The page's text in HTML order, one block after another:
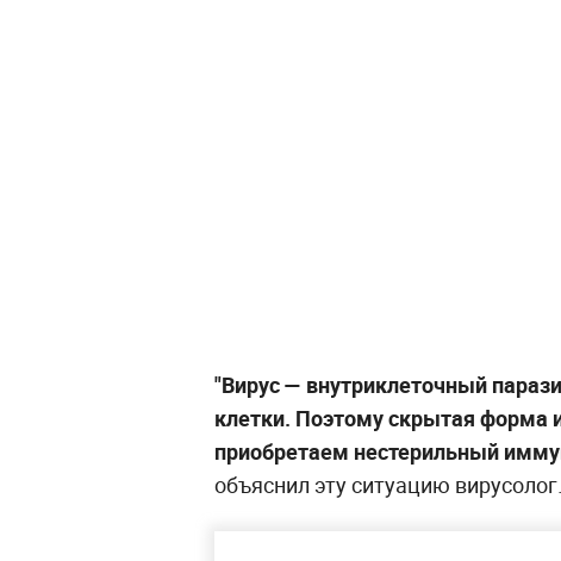
"Вирус — внутриклеточный
клетки. Поэтому скрытая
приобретаем нестерильный
объяснил эту ситуацию вирусолог.